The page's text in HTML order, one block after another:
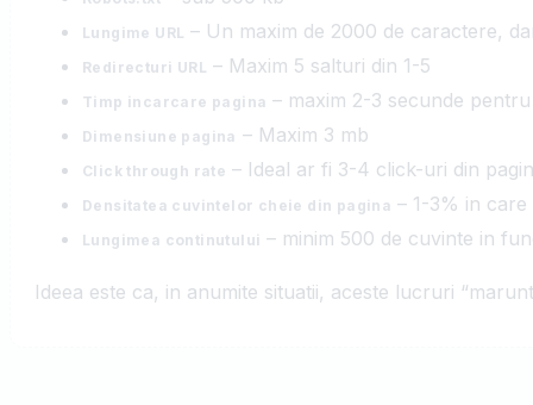
Lungime URL – Un maxim de 2000 de caractere,
Redirecturi URL – Maxim 5 salturi din 1-5
Timp incarcare pagina – maxim 2-3 secunde
Dimensiune pagina – Maxim 3 mb
Click through rate – Ideal ar fi 3-4 click-uri din
Densitatea cuvintelor cheie din pagina – 1-3% in
Lungimea continutului – minim 500 de cuvinte in
Ideea este ca, in anumite situatii, aceste lucruri